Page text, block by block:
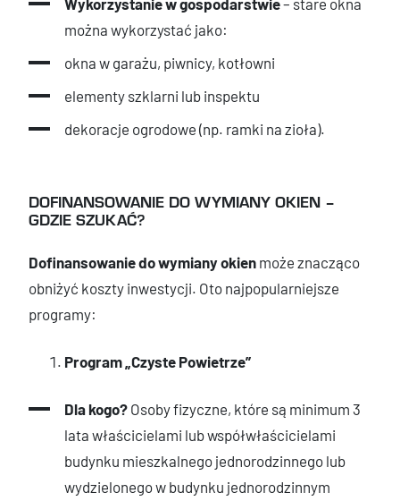
można wykorzystać jako:
okna w garażu, piwnicy, kotłowni
elementy szklarni lub inspektu
dekoracje ogrodowe (np. ramki na zioła).
DOFINANSOWANIE DO WYMIANY OKIEN –
GDZIE SZUKAĆ?
Dofinansowanie do wymiany okien może znacząco
obniżyć koszty inwestycji. Oto najpopularniejsze
programy:
Program „Czyste Powietrze”
Dla kogo? Osoby fizyczne, które są minimum 3
lata właścicielami lub współwłaścicielami
budynku mieszkalnego jednorodzinnego lub
wydzielonego w budynku jednorodzinnym